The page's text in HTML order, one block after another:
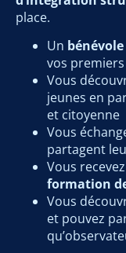
place.
Un
vos
Vous
jeunes en
et citoyenne
Vous
partagent
Vous
formation
Vous
et pouvez